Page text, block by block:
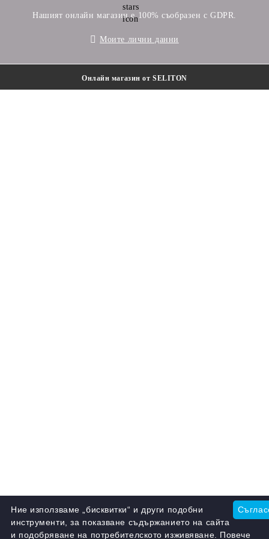
Нашият онлайн магазин е 100% съобразен с GDPR.
Моите лични данни
Онлайн магазин от SELITON
Ние използваме „бисквитки“ и други подобни
инструменти, за показване съдържанието на сайта
и подобряване на потребителското изживяване. Повече